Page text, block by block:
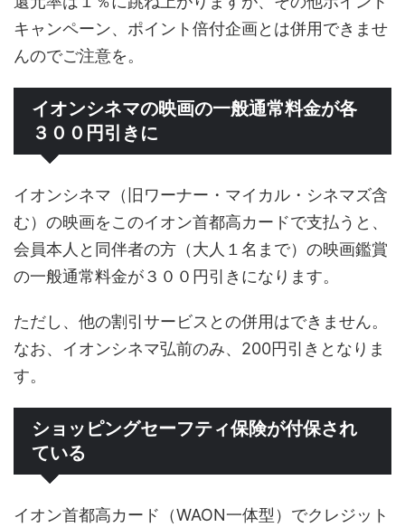
キャンペーン、ポイント倍付企画とは併用できませ
んのでご注意を。
イオンシネマの映画の一般通常料金が各
３００円引きに
イオンシネマ（旧ワーナー・マイカル・シネマズ含
む）の映画をこのイオン首都高カードで支払うと、
会員本人と同伴者の方（大人１名まで）の映画鑑賞
の一般通常料金が３００円引きになります。
ただし、他の割引サービスとの併用はできません。
なお、イオンシネマ弘前のみ、200円引きとなりま
す。
ショッピングセーフティ保険が付保され
ている
イオン首都高カード（WAON一体型）でクレジット